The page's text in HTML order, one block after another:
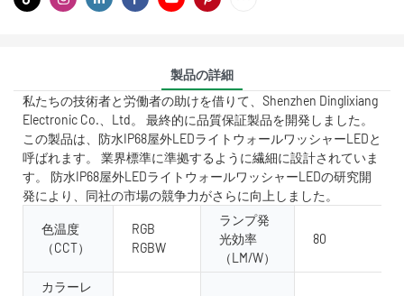
製品の詳細
私たちの技術者と労働者の助けを借りて、Shenzhen Dinglixiang
Electronic Co.、Ltd。 最終的に品質保証製品を開発しました。
この製品は、防水IP68屋外LEDライトウォールワッシャーLEDと
呼ばれます。 業界標準に準拠するように繊細に設計されていま
す。 防水IP68屋外LEDライトウォールワッシャーLEDの研究開
発により、同社の市場の競争力がさらに向上しました。
色温度
（CCT）
RGB
RGBW
ランプ発
光効率
（LM/W）
80
カラーレ